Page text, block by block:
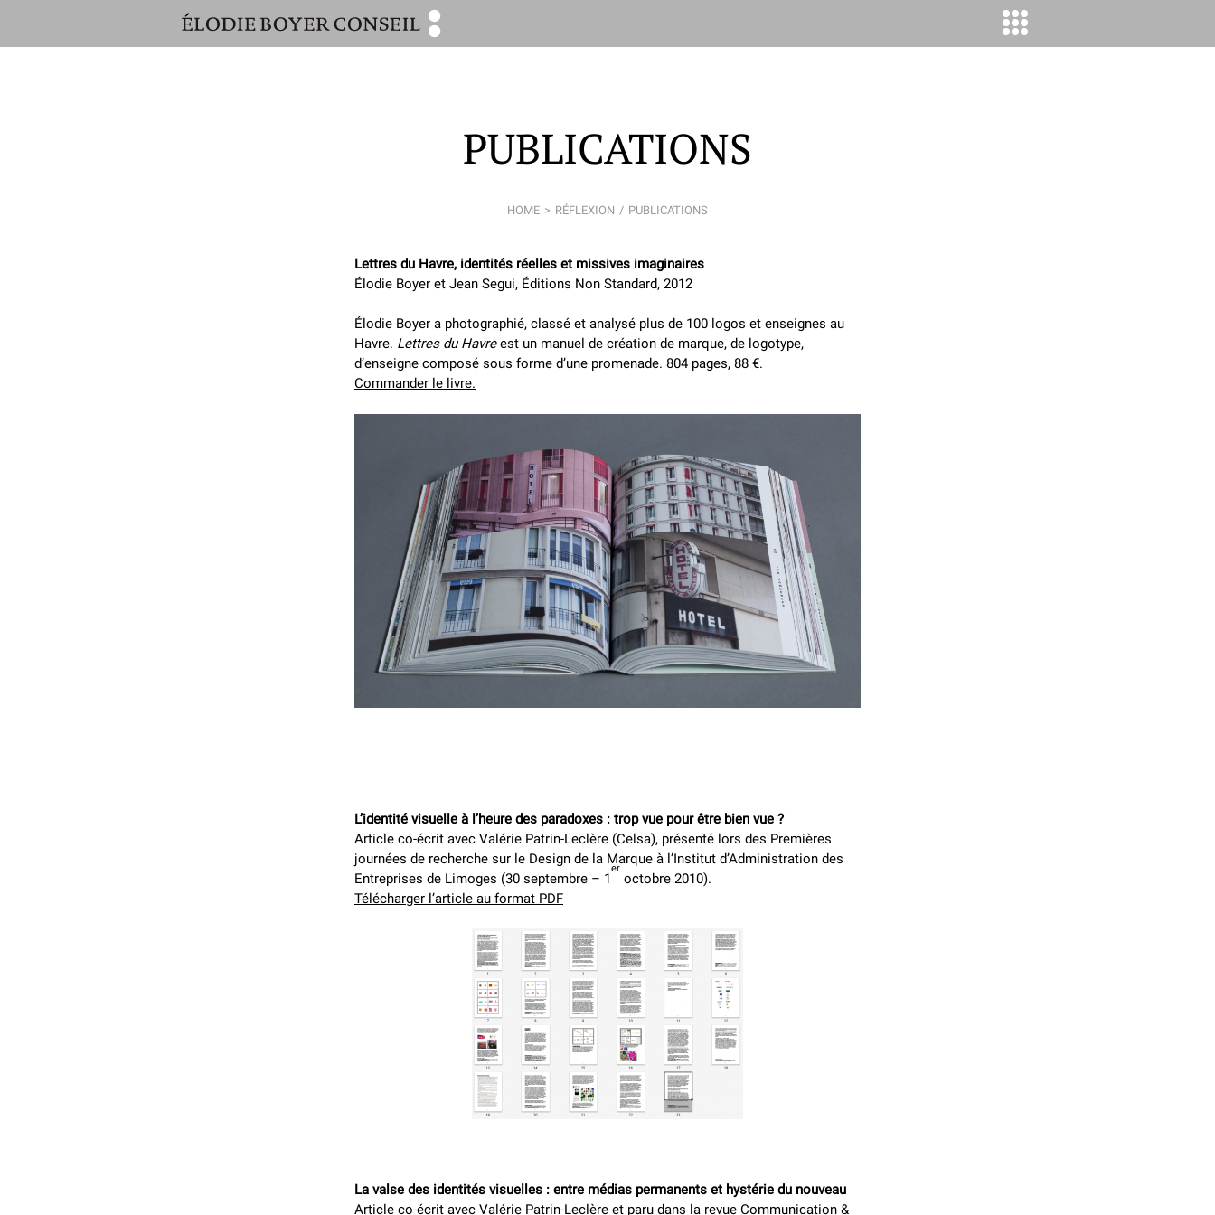
ÉLODIE
BOYER
PUBLICATIONS
HOME RÉFLEXION PUBLICATIONS
Lettres du Havre, identités réelles et missives imaginaires
Élodie Boyer et Jean Segui, Éditions Non Standard, 2012
Élodie Boyer a photographié, classé et analysé plus de 100 logos et enseignes au
Havre. Lettres du Havreest un manuel de création de marque, de logotype,
d’enseigne composé sous forme d’une promenade. 804 pages, 88 €.
Commander le livre.
L’identité visuelle à l’heure des paradoxes : trop vue pour être bien vue ?
Article co-écrit avec Valérie Patrin-Leclère (Celsa), présenté lors des Premières
journées de recherche sur le Design de la Marque à l’Institut d’Administration des
Entreprises de Limoges (30 septembre – 1
er
octobre 2010).
Télécharger l’article au format PDF
La valse des identités visuelles : entre médias permanents et hystérie du nouveau
Article co-écrit avec Valérie Patrin-Leclère et paru dans la revue Communication &